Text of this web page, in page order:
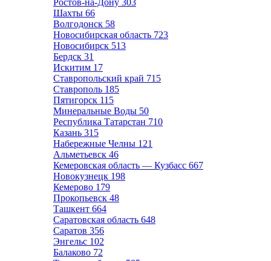
Ростов-на-Дону 303
Шахты 66
Волгодонск 58
Новосибирская область 723
Новосибирск 513
Бердск 31
Искитим 17
Ставропольский край 715
Ставрополь 185
Пятигорск 115
Минеральные Воды 50
Республика Татарстан 710
Казань 315
Набережные Челны 121
Альметьевск 46
Кемеровская область — Кузбасс 667
Новокузнецк 198
Кемерово 179
Прокопьевск 48
Ташкент 664
Саратовская область 648
Саратов 356
Энгельс 102
Балаково 72